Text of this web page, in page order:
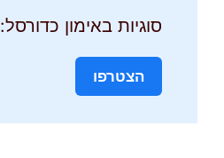
סוגיות באימון כדורסל:
הצטרפו